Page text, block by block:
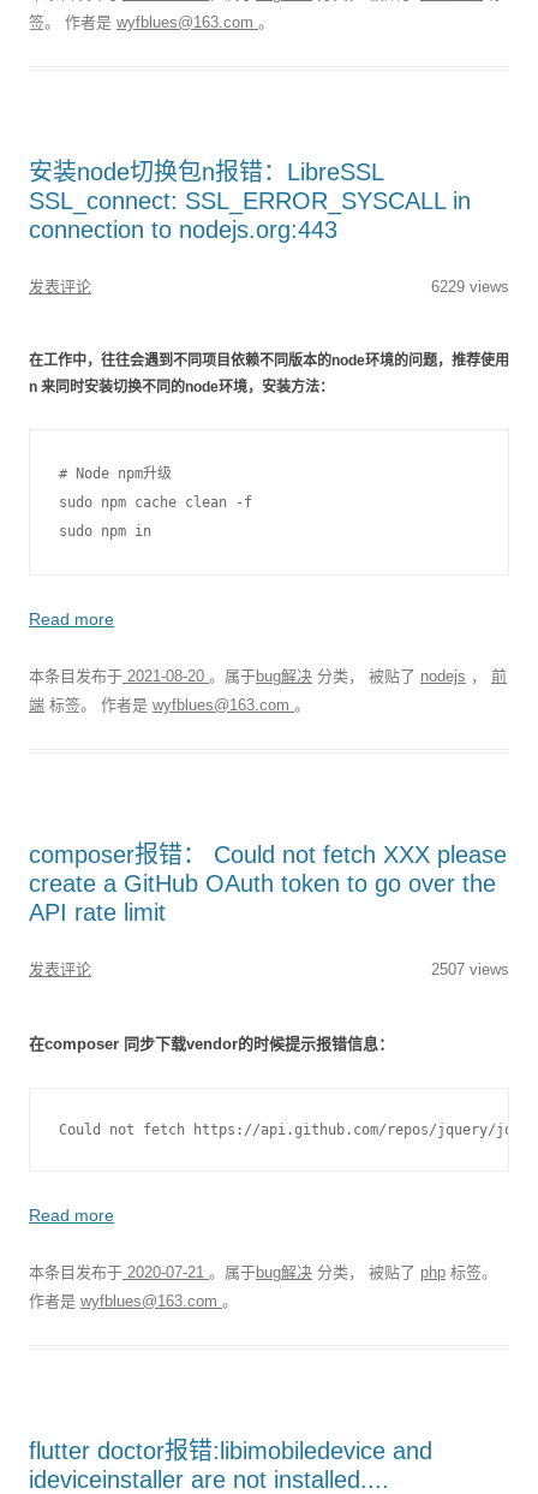
签。 作者是 wyfblues@163.com 。
安装node切换包n报错：LibreSSL
SSL_connect: SSL_ERROR_SYSCALL in
connection to nodejs.org:443
发表评论 6229 views
在工作中，往往会遇到不同项目依赖不同版本的node环境的问题，推荐使用
n 来同时安装切换不同的node环境，安装方法：
# Node npm升级
sudo npm cache clean -f
sudo npm in
Read more
本条目发布于 2021-08-20 。属于bug解决 分类， 被贴了 nodejs ， 前
端 标签。 作者是 wyfblues@163.com 。
composer报错： Could not fetch XXX please
create a GitHub OAuth token to go over the
API rate limit
发表评论 2507 views
在composer 同步下载vendor的时候提示报错信息：
Could not fetch https://api.github.com/repos/jquery/
Read more
本条目发布于 2020-07-21 。属于bug解决 分类， 被贴了 php 标签。
作者是 wyfblues@163.com 。
flutter doctor报错:libimobiledevice and
ideviceinstaller are not installed....